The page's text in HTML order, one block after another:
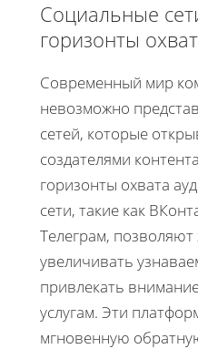
Социальные
горизонты
Современный мир
невозможно
сетей, которые
создателями
горизонты охвата
сети, такие как
Телеграм,
увеличивать
привлекать
услугам. Эти
мгновенную